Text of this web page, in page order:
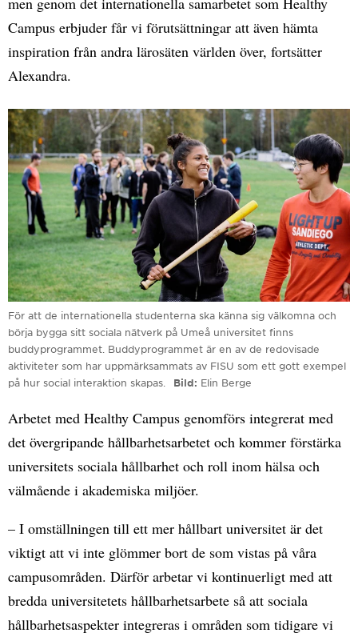
Campus erbjuder får vi förutsättningar att även hämta
inspiration från andra lärosäten världen över, fortsätter
Alexandra.
För att de internationella studenterna ska känna sig välkomna och
börja bygga sitt sociala nätverk på Umeå universitet finns
buddyprogrammet. Buddyprogrammet är en av de redovisade
aktiviteter som har uppmärksammats av FISU som ett gott exempel
på hur social interaktion skapas.
Bild Elin Berge
Arbetet med Healthy Campus genomförs integrerat med
det övergripande hållbarhetsarbetet och kommer förstärka
universitets sociala hållbarhet och roll inom hälsa och
välmående i akademiska miljöer.
– I omställningen till ett mer hållbart universitet är det
viktigt att vi inte glömmer bort de som vistas på våra
campusområden. Därför arbetar vi kontinuerligt med att
bredda universitetets hållbarhetsarbete så att sociala
hållbarhetsaspekter integreras i områden som tidigare vi